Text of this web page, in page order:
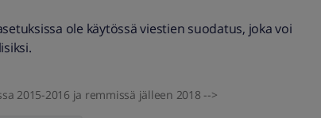
ole käytössä viestien suodatus, joka voi
2015-2016 ja remmissä jälleen 2018 -->